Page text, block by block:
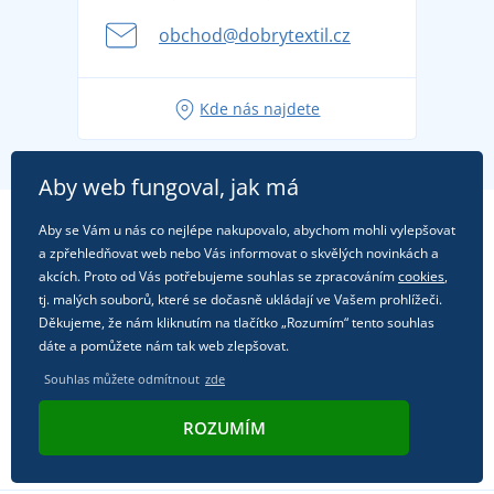
se na dovolenou bez starostí
Tipy na svěží outfity pro pohodové léto
obchod@dobrytextil.cz
Kde nás najdete
Aby web fungoval, jak má
Aby se Vám u nás co nejlépe nakupovalo, abychom mohli vylepšovat
a zpřehledňovat web nebo Vás informovat o skvělých novinkách a
akcích. Proto od Vás potřebujeme souhlas se zpracovánímcookies,
tj. malých souborů, které se dočasně ukládají ve Vašem prohlížeči.
Děkujeme, že nám kliknutím na tlačítko „Rozumím“ tento souhlas
dáte a pomůžete nám tak web zlepšovat.
Souhlas můžete odmítnout zde
ROZUMÍM